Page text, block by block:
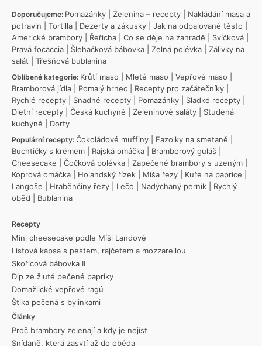
Doporučujeme: Pomazánky Zelenina – recepty
Nakládání masa a
potravin
Tortilla Dezerty a zákusky Jak na odpalované těsto
Americké brambory
Řeřicha Co se děje na zahradě Svíčková
Pravá focaccia
Šlehačková bábovka Zelná polévka
Zálivky na
salát
Třešňová bublanina
Oblíbené kategorie: Krůtí maso Mleté maso Vepřové maso
Bramborová jídla
Pomalý hrnec Recepty pro začátečníky
Rychlé recepty
Snadné recepty Pomazánky Sladké recepty
Dietní recepty
Česká kuchyně Zeleninové saláty
Studená
kuchyně
Dorty
Populární recepty: Čokoládové muffiny Fazolky na smetaně
Buchtičky s krémem
Rajská omáčka Bramborový guláš
Cheesecake
Čočková polévka Zapečené brambory s uzeným
Koprová omáčka
Holandský řízek Míša řezy Kuře na paprice
Langoše
Hraběnčiny řezy Lečo Nadýchaný perník
Rychlý
oběd
Bublanina
Recepty
Mini cheesecake podle Míši Landové
Listová kapsa s pestem, rajčetem a mozzarellou
Skořicová bábovka II
Dip ze žluté pečené papriky
Domažlické vepřové ragú
Štika pečená s bylinkami
Články
Proč brambory zelenají a kdy je nejíst
Snídaně, která zasytí až do oběda